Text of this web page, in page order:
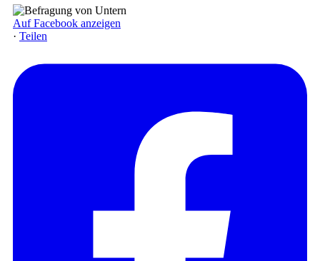
Auf Facebook anzeigen
· Teilen